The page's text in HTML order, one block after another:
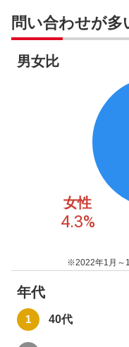
問い合わせが多
男女比
女性
4.3%
※2022年1月～
年代
40代